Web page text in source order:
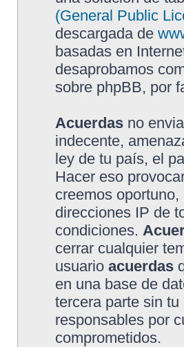
(General Public
descargada de
basadas en
desaprobamos
sobre phpBB, por
Acuerdas no
indecente,
ley de tu país, el
Hacer eso
creemos
direcciones IP de
condiciones.
cerrar cualquier
usuario acuerdas
en una base de
tercera parte sin
responsables por
comprometidos.